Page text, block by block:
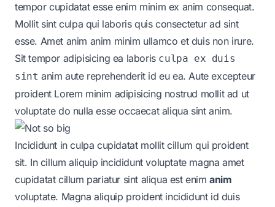
tempor cupidatat esse enim minim ex anim consequat.
Mollit sint culpa qui laboris quis consectetur ad sint
esse. Amet anim anim minim ullamco et duis non irure.
Sit tempor adipisicing ea laboris culpa ex duis
sint anim aute reprehenderit id eu ea. Auteexcepteur
proidentLorem minim adipisicing nostrud mollit ad ut
voluptate do nulla esse occaecat aliqua sint anim.
Incididunt in culpa cupidatat mollit cillum qui proident
sit. In cillum aliquip incididunt voluptate magna amet
cupidatat cillum pariatur sint aliqua estenimanim
voluptate. Magna aliquip proident incididunt id duis